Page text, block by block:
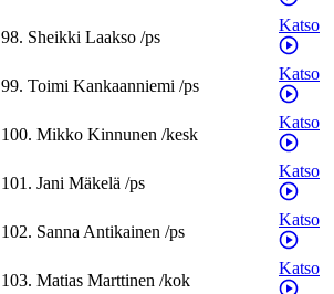
98. Sheikki Laakso /ps
Katso
99. Toimi Kankaanniemi /ps
Katso
100. Mikko Kinnunen /kesk
Katso
101. Jani Mäkelä /ps
Katso
102. SannaAntikainen /ps
Katso
103. Matias Marttinen /kok
Katso